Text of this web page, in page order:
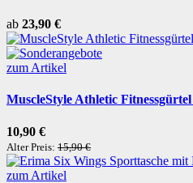
ab 23,90 €
zum Artikel
MuscleStyle Athletic
10,90 €
Alter Preis: 15,90 €
zum Artikel